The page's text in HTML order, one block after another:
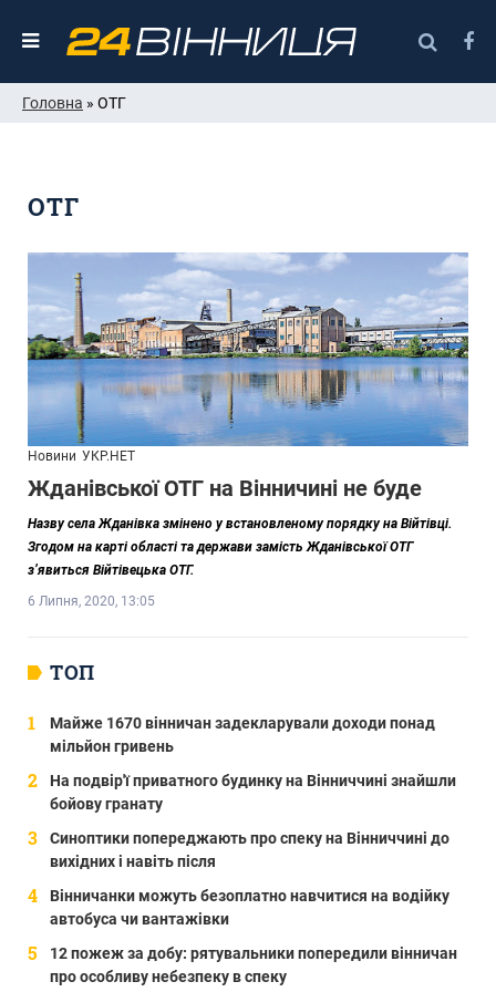
Головна » ОТГ
ОТГ
Новини УКР.НЕТ
Жданівської ОТГ на Вінничині не буде
Назву села Жданівка змінено у встановленому порядку на Війтівці.
Згодом на карті області та держави замість Жданівської ОТГ
з’явиться Війтівецька ОТГ.
6 Липня, 2020, 13:05
ТОП
Майже 1670 вінничан задекларували доходи понад
мільйон гривень
На подвір'ї приватного будинку на Вінниччині знайшли
бойову гранату
Синоптики попереджають про спеку на Вінниччині до
вихідних і навіть після
Вінничанки можуть безоплатно навчитися на водійку
автобуса чи вантажівки
12 пожеж за добу: рятувальники попередили вінничан
про особливу небезпеку в спеку